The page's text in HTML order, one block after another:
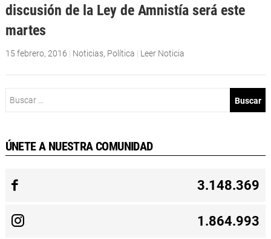
discusión de la Ley de Amnistía será este
martes
15 febrero, 2016 | Noticias, Política | Leer Noticia
ÚNETE A NUESTRA COMUNIDAD
3.148.369
1.864.993